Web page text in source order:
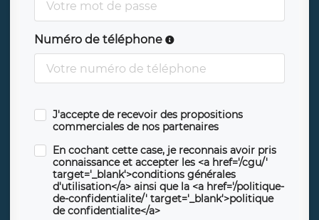
Numéro de téléphone
J'accepte de recevoir des propositions
commerciales de nos partenaires
En cochant cette case, je reconnais avoir pris
connaissance et accepter les <a href='/cgu/'
target='_blank'>conditions générales
d'utilisation</a> ainsi que la <a href='/politique-
de-confidentialite/' target='_blank'>politique
de confidentialite</a>